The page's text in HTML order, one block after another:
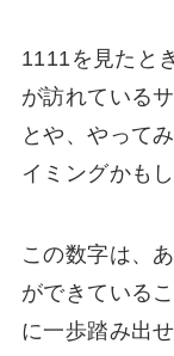
1111を見たと
が訪れている
とや、やって
イミングかも
この数字は、
ができている
に一歩踏み出